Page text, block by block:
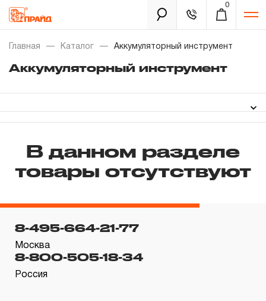
0
Каталог
Новинки
Уцененный товар
Новости
Бренды
Забыли пароль?
Главная Каталог Аккумуляторный инструмент
Аккумуляторный инструмент
В данном разделе
товары отсутствуют
8-495-664-21-77
Москва
8-800-505-18-34
Россия